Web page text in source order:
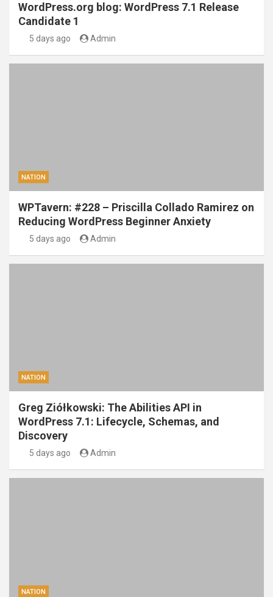
WordPress.org blog: WordPress 7.1 Release
Candidate 1
5 days ago Admin
NATION
WPTavern: #228 – Priscilla Collado Ramirez on
Reducing WordPress Beginner Anxiety
5 days ago Admin
NATION
Greg Ziółkowski: The Abilities API in
WordPress 7.1: Lifecycle, Schemas, and
Discovery
5 days ago Admin
NATION